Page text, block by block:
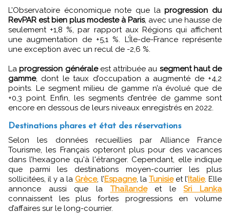
L’Observatoire économique note que laprogression du
RevPAR est bien plus modeste à Paris, avec une hausse de
seulement +1,8 %, par rapport aux Régions qui affichent
une augmentation de +5,1 %. L’Île-de-France représente
une exception avec un recul de -2,6 %.
Laprogression généraleest attribuée au segment haut de
gamme, dont le taux d’occupation a augmenté de +4,2
points. Le segment milieu de gamme n’a évolué que de
+0,3 point. Enfin, les segments d’entrée de gamme sont
encore en dessous de leurs niveaux enregistrés en 2022.
Destinations phares et état des réservations
Selon les données recueillies par Alliance France
Tourisme, les Français opteront plus pour des vacances
dans l’hexagone qu'à l'étranger. Cependant, elle indique
que parmi les destinations moyen-courrier les plus
sollicitées, il y a la Grèce, l’Espagne, la Tunisieet l’ Italie. Elle
annonce aussi que la Thaïlandeet leSri Lanka
connaissent les plus fortes progressions en volume
d’affaires sur le long-courrier.